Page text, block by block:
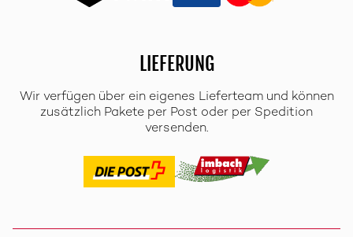
LIEFERUNG
Wir verfügen über ein eigenes Lieferteam und können
zusätzlich Pakete per Post oder per Spedition
versenden.